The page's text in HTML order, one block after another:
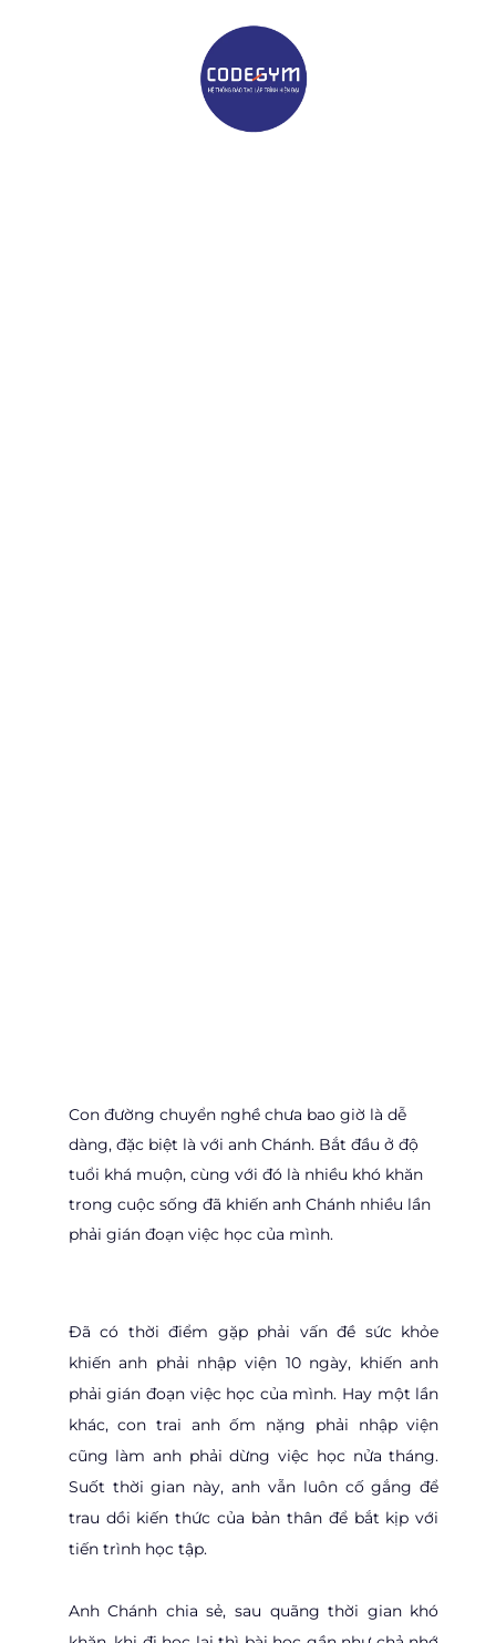
Con đường chuyển nghề chưa bao giờ là dễ
dàng, đặc biệt là với anh Chánh. Bắt đầu ở độ
tuổi khá muộn, cùng với đó là nhiều khó khăn
trong cuộc sống đã khiến anh Chánh nhiều lần
phải gián đoạn việc học của mình.
Đã có thời điểm gặp phải vấn đề sức khỏe
khiến anh phải nhập viện 10 ngày, khiến anh
phải gián đoạn việc học của mình. Hay một lần
khác, con trai anh ốm nặng phải nhập viện
cũng làm anh phải dừng việc học nửa tháng.
Suốt thời gian này, anh vẫn luôn cố gắng để
trau dồi kiến thức của bản thân để bắt kịp với
tiến trình học tập.
Anh Chánh chia sẻ, sau quãng thời gian khó